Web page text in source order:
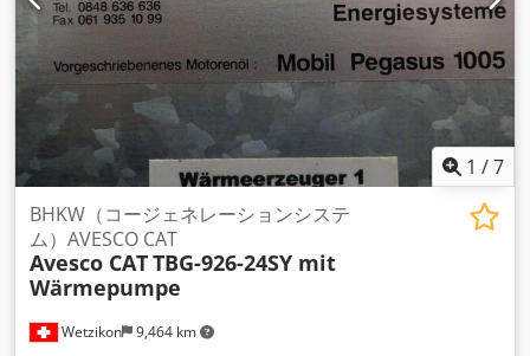
1 /7
Wetzikon 9,464 km
BHKW（コージェネレーションシステ
ム）AVESCO CAT
Avesco CATTBG-926-24SY mit
Wärmepumpe